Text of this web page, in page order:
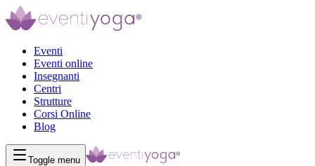
Eventi
Eventi online
Insegnanti
Centri
Strutture
Corsi Online
Blog
Toggle menu